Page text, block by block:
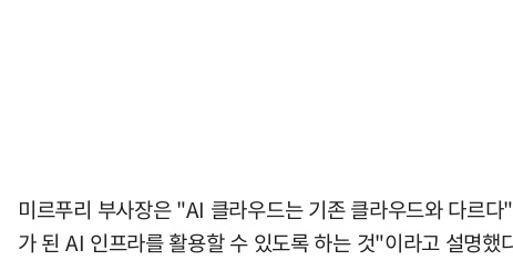
미르푸리 부사장은 "AI 클라우드는 기존 클라우드와 다르
가 된 AI 인프라를 활용할 수 있도록 하는 것"이라고 설명했